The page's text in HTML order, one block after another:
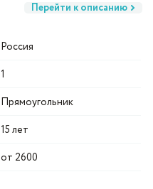
Перейти к описанию
Россия
1
Прямоугольник
15 лет
от 2600